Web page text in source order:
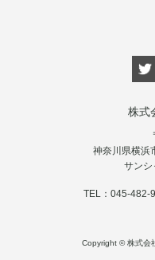
株式
神奈川県横浜
サンシ
TEL：045-482-
Copyright © 株式会